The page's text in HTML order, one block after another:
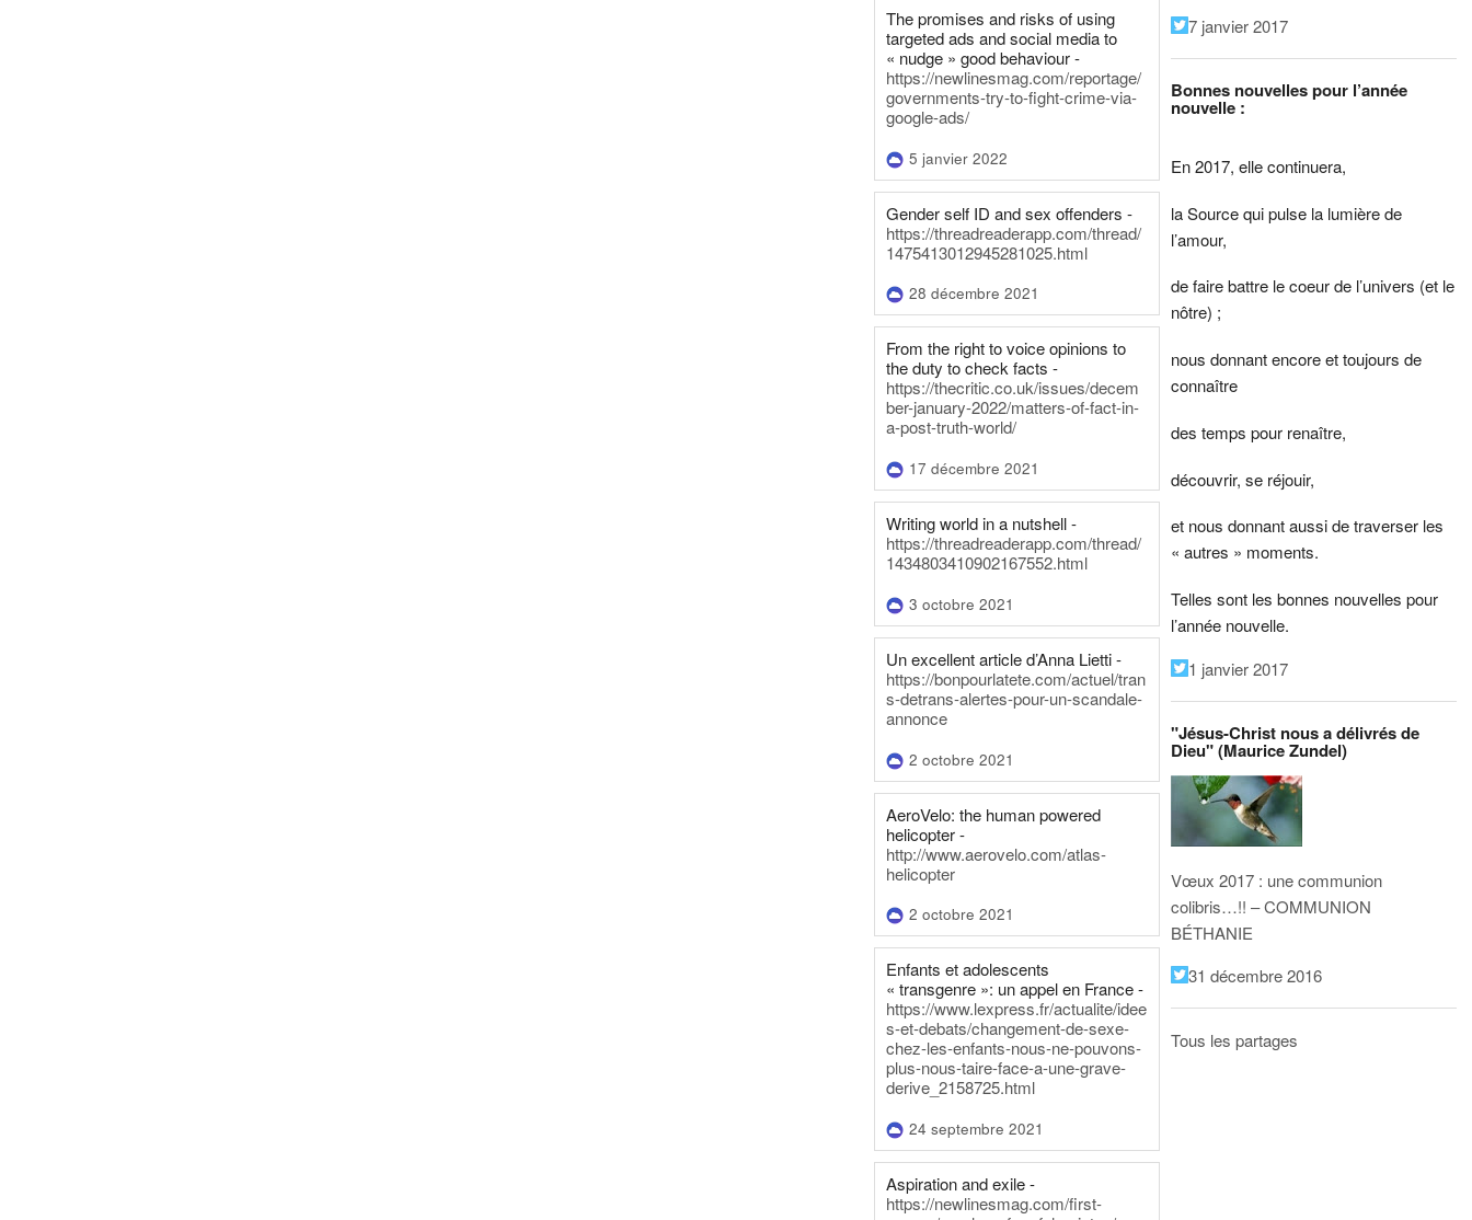
The promises and risks of using
targeted ads and social media to
« nudge » good behaviour -
https://newlinesmag.com/reportage/
governments-try-to-fight-crime-via-
google-ads/
5 janvier 2022
Gender self ID and sex offenders -
https://threadreaderapp.com/thread/
1475413012945281025.html
28 décembre 2021
From the right to voice opinions to
the duty to check facts -
https://thecritic.co.uk/issues/decem
ber-january-2022/matters-of-fact-in-
a-post-truth-world/
17 décembre 2021
Writing world in a nutshell -
https://threadreaderapp.com/thread/
1434803410902167552.html
3 octobre 2021
Un excellent article d’Anna Lietti -
https://bonpourlatete.com/actuel/tran
s-detrans-alertes-pour-un-scandale-
annonce
2 octobre 2021
AeroVelo: the human powered
helicopter -
http://www.aerovelo.com/atlas-
helicopter
2 octobre 2021
Enfants et adolescents
« transgenre »: un appel en France -
https://www.lexpress.fr/actualite/idee
s-et-debats/changement-de-sexe-
chez-les-enfants-nous-ne-pouvons-
plus-nous-taire-face-a-une-grave-
derive_2158725.html
24 septembre 2021
Aspiration and exile -
https://newlinesmag.com/first-
7 janvier 2017
Bonnes nouvelles pour l’année
nouvelle :
En 2017, elle continuera,
la Source qui pulse la lumière de
l’amour,
de faire battre le coeur de l’univers (et le
nôtre) ;
nous donnant encore et toujours de
connaître
des temps pour renaître,
découvrir, se réjouir,
et nous donnant aussi de traverser les
« autres » moments.
Telles sont les bonnes nouvelles pour
l’année nouvelle.
1 janvier 2017
"Jésus-Christ nous a délivrés de
Dieu" (Maurice Zundel)
Vœux 2017 : une communion
colibris…!! – COMMUNION
BÉTHANIE
31 décembre 2016
Tous les partages